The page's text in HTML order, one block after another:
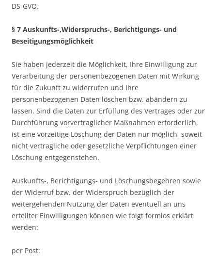
DS-GVO.
§ 7 Auskunfts-,Widerspruchs-, Berichtigungs- und
Beseitigungsmöglichkeit
Sie haben jederzeit die Möglichkeit, Ihre Einwilligung zur
Verarbeitung der personenbezogenen Daten mit Wirkung
für die Zukunft zu widerrufen und Ihre
personenbezogenen Daten löschen bzw. abändern zu
lassen. Sind die Daten zur Erfüllung des Vertrages oder zur
Durchführung vorvertraglicher Maßnahmen erforderlich,
ist eine vorzeitige Löschung der Daten nur möglich, soweit
nicht vertragliche oder gesetzliche Verpflichtungen einer
Löschung entgegenstehen.
Auskunfts-, Berichtigungs- und Löschungsbegehren sowie
der Widerruf bzw. der Widerspruch bezüglich der
weitergehenden Nutzung der Daten eventuell an uns
erteilter Einwilligungen können wie folgt formlos erklärt
werden:
per Post: